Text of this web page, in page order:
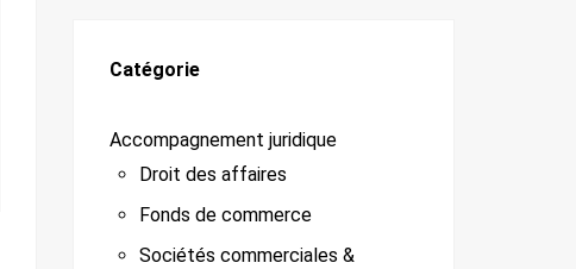
Catégorie
Accompagnement juridique
Droit des affaires
Fonds de commerce
Sociétés commerciales &